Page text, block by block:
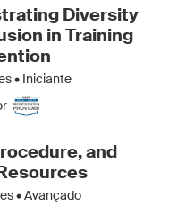
Diversity
in Training
• Iniciante
and
• Avançado